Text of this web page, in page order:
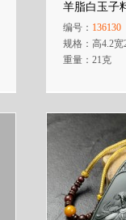
羊脂白玉子
编号： 136130
规格：高4.2宽
重量：21克